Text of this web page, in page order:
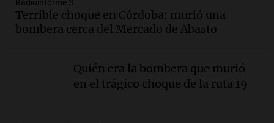
Audio.Audiencia por tragedia vial en
Altas Cumbres: peritos analizan
teléfono de Óscar González
Solicitan quiebra de Lebron
Group en medio de una investigación
Radioinforme 3
Terrible choque en Córdoba: murió una
bombera cerca del Mercado de Abasto
Quién era la bombera que murió
en el trágico choque de la ruta 19